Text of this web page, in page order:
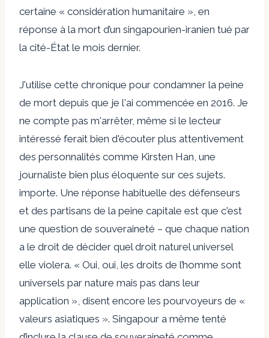
certaine « considération humanitaire », en
réponse à la mort d’un singapourien-iranien tué par
la cité-État le mois dernier.
J'utilise cette chronique pour condamner la peine
de mort depuis que je l'ai commencée en 2016. Je
ne compte pas m'arrêter, même si le lecteur
intéressé ferait bien d'écouter plus attentivement
des personnalités comme Kirsten Han, une
journaliste bien plus éloquente sur ces sujets.
importe. Une réponse habituelle des défenseurs
et des partisans de la peine capitale est que c'est
une question de souveraineté – que chaque nation
a le droit de décider quel droit naturel universel
elle violera. « Oui, oui, les droits de l’homme sont
universels par nature mais pas dans leur
application », disent encore les pourvoyeurs de «
valeurs asiatiques ». Singapour a même tenté